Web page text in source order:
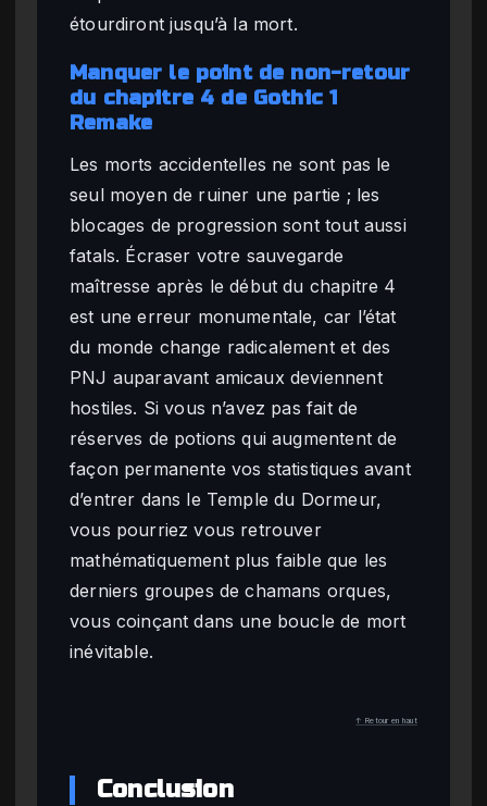
étourdiront jusqu’à la mort.
Manquer le point de non-retour
du chapitre 4 de Gothic 1
Remake
Les morts accidentelles ne sont pas le
seul moyen de ruiner une partie ; les
blocages de progression sont tout aussi
fatals. Écraser votre sauvegarde
maîtresse après le début du chapitre 4
est une erreur monumentale, car l’état
du monde change radicalement et des
PNJ auparavant amicaux deviennent
hostiles. Si vous n’avez pas fait de
réserves de potions qui augmentent de
façon permanente vos statistiques avant
d’entrer dans le Temple du Dormeur,
vous pourriez vous retrouver
mathématiquement plus faible que les
derniers groupes de chamans orques,
vous coinçant dans une boucle de mort
inévitable.
↑ Retour en haut
Conclusion